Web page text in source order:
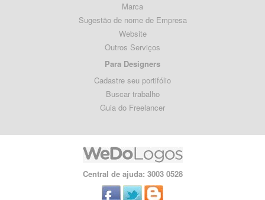
Marca
Sugestão de nome de Empresa
Website
Outros Serviços
Para Designers
Cadastre seu portifólio
Buscar trabalho
Guia do Freelancer
Central de ajuda: 3003 0528